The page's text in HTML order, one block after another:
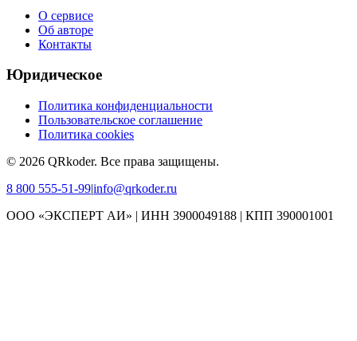
О сервисе
Об авторе
Контакты
Юридическое
Политика конфиденциальности
Пользовательское соглашение
Политика cookies
© 2026 QRkoder. Все права защищены.
8 800 555-51-99|info@qrkoder.ru
ООО «ЭКСПЕРТ АИ» | ИНН 3900049188 | КПП 390001001